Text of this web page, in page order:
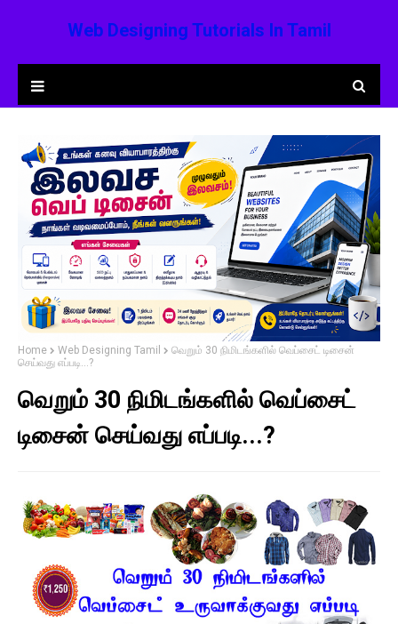
Web Designing Tutorials In Tamil
Home Web Designing Tamil
வெறும் 30 நிமிடங்களில் வெப்சைட் டிசைன்
செய்வது எப்படி...?
வெறும் 30 நிமிடங்களில் வெப்சைட்
டிசைன் செய்வது எப்படி...?